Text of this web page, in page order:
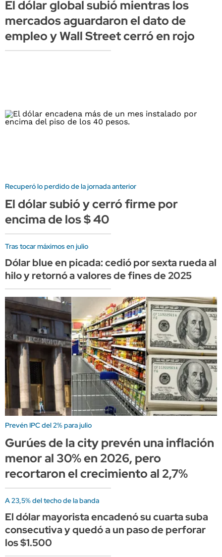
El dólar global subió mientras los
mercados aguardaron el dato de
empleo y Wall Street cerró en rojo
Recuperó lo perdido de la jornada anterior
El dólar subió y cerró firme por
encima de los $ 40
Tras tocar máximos en julio
Dólar blue en picada: cedió por sexta rueda al
hilo y retornó a valores de fines de 2025
Prevén IPC del 2% para julio
Gurúes de la city prevén una inflación
menor al 30% en 2026, pero
recortaron el crecimiento al 2,7%
A 23,5% del techo de la banda
El dólar mayorista encadenó su cuarta suba
consecutiva y quedó a un paso de perforar
los $1.500